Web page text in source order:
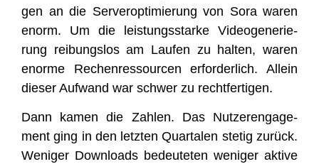
gen an die Ser­ver­op­ti­mie­rung von Sora waren
enorm. Um die leis­tungs­star­ke Video­ge­ne­rie­
rung rei­bungs­los am Lau­fen zu hal­ten, waren
enor­me Rechen­res­sour­cen erfor­der­lich. Allein
die­ser Auf­wand war schwer zu rechtfertigen.
Dann kamen die Zah­len. Das Nut­zer­en­ga­ge­
ment ging in den letz­ten Quar­ta­len ste­tig zurück.
Weni­ger Down­loads bedeu­te­ten weni­ger akti­ve